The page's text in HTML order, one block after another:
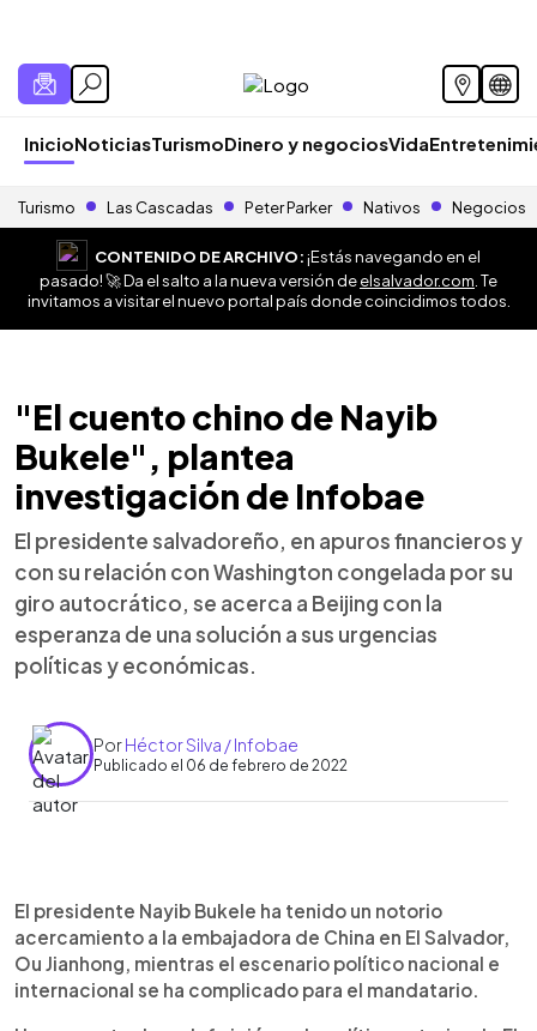
InicioNoticiasTurismoDinero y negociosVida
Turismo Las Cascadas Peter Parker Nativos Negocios
CONTENIDO DE ARCHIVO:¡Estás navegando en el
pasado! 🚀 Da el salto a la nueva versión deelsalvador.com . Te
invitamos a visitar el nuevo portal país donde coincidimos todos.
"El cuento chino de Nayib
Bukele", plantea
investigación de Infobae
El presidente salvadoreño, en apuros financieros y
con su relación con Washington congelada por su
giro autocrático, se acerca a Beijing con la
esperanza de una solución a sus urgencias
políticas y económicas.
PorHéctor Silva / Infobae
Publicado el 06 de febrero de 2022
► Escuchar artículo
El presidente Nayib Bukele ha tenido un notorio
acercamiento a la embajadora de China en El Salvador,
Ou Jianhong, mientras el escenario político nacional e
internacional se ha complicado para el mandatario.